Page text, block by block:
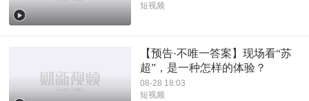
短视频
【预告·不唯一答案】现场看“苏
超”，是一种怎样的体验？
08-28 18:03
短视频